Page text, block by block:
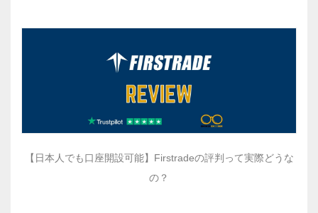
【日本人でも口座開設可能】Firstradeの評判って実際どうな
の？